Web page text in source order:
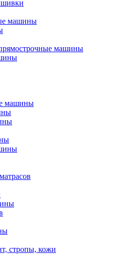
машины
машины
машины
стропы, кожи